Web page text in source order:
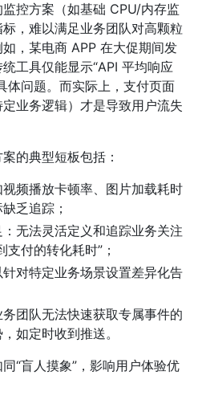
控方案（如基础 CPU/内存监
，难以满足业务团队对高颗粒
，某电商 APP 在大促期间发
工具仅能显示“API 平均响应
体问题。而实际上，支付页面
业务逻辑）才是导致用户流失
的典型短板包括：
频播放卡顿率、图片加载耗时
乏追踪；
无法灵活定义和追踪业务关注
支付的转化耗时”；
对特定业务场景设置差异化告
团队无法快速获取专属事件的
如定时收到推送。
“盲人摸象”，影响用户体验优